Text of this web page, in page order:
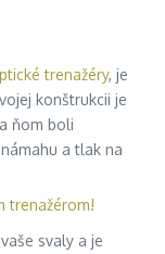
trenažéry, je
konštrukcii je
ňom boli
a tlak na
svaly a je